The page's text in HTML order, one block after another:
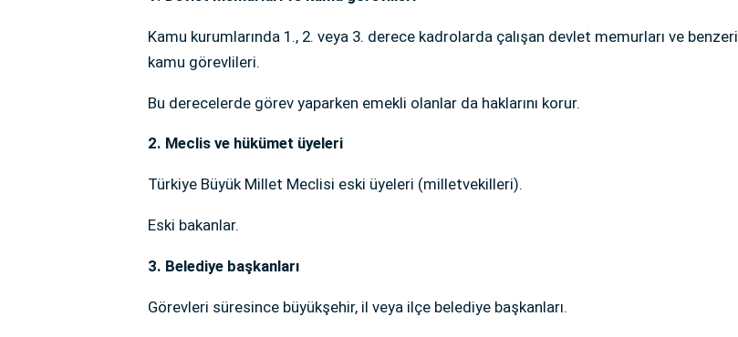
Kamu kurumlarında 1., 2. veya 3. derece kadrolarda çalışan devlet memurları ve benzeri
kamu görevlileri.
Bu derecelerde görev yaparken emekli olanlar da haklarını korur.
2. Meclis ve hükümet üyeleri
Türkiye Büyük Millet Meclisi eski üyeleri (milletvekilleri).
Eski bakanlar.
3. Belediye başkanları
Görevleri süresince büyükşehir, il veya ilçe belediye başkanları.